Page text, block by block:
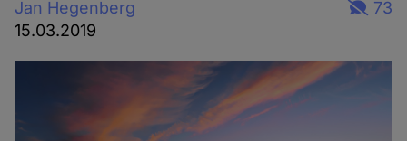
Jan Hegenberg
15.03.2019
73